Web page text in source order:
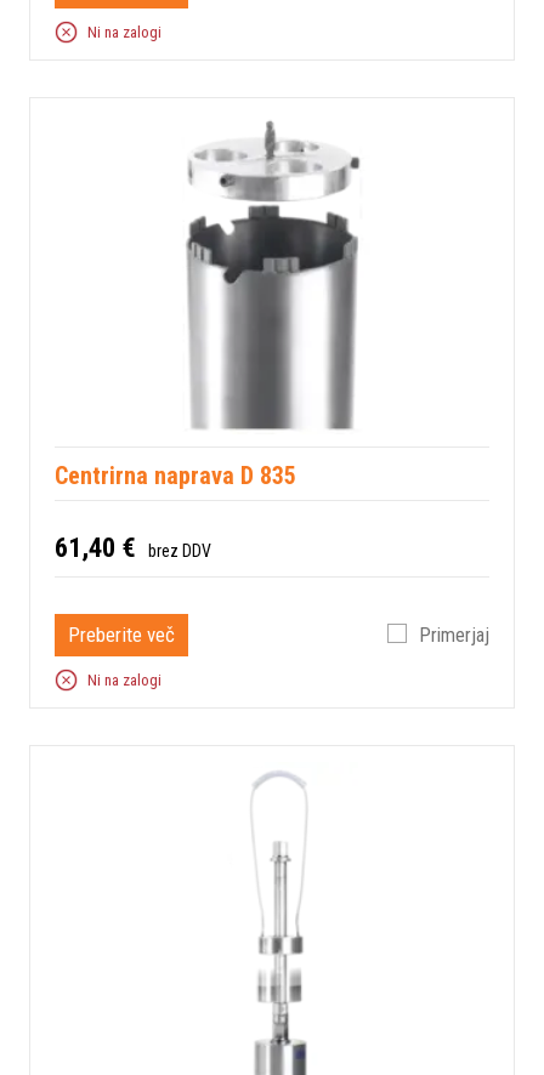
Ni na zalogi
Centrirna naprava D 835
61,40 € brez DDV
Preberite več Primerjaj
Ni na zalogi